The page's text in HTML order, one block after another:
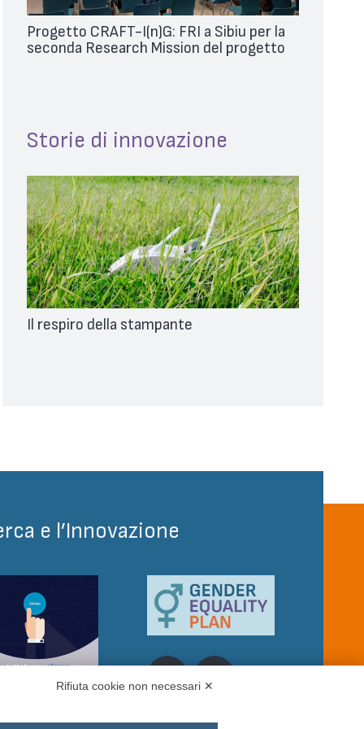
Progetto CRAFT-I(n)G: FRI a Sibiu per la
seconda Research Mission del progetto
Storie di innovazione
Il respiro della stampante
e l’Innovazione
Rifiuta cookie non necessari ✕